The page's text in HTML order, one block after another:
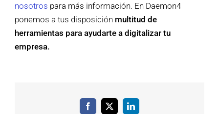
nosotros para más información. En Daemon4
ponemos a tus disposición multitud de
herramientas para ayudarte a digitalizar tu
empresa.
Facebook
X LinkedIn